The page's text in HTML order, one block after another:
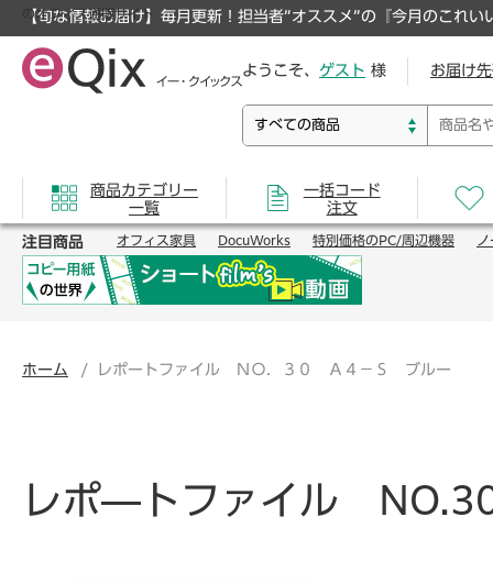
【旬な情報お届け】毎月更新！担当者”オススメ”の『今月のこれい
のオフィス通販サイト
ようこそ、 ゲスト 様 お届け
商品カテゴリー
一覧
一括コード
注文
注目商品 オフィス家具 DocuWorks 特別価格のPC/周辺機器 ノ
ホーム レポートファイル ＮＯ．３０ Ａ４－Ｓ ブルー
レポ―トファイル